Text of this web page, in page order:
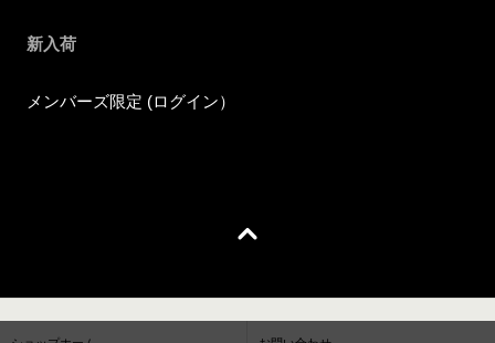
新入荷
メンバーズ限定 (ログイン）